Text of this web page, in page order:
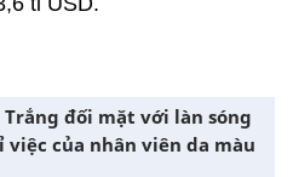
Trắng đối mặt với làn sóng
việc của nhân viên da màu